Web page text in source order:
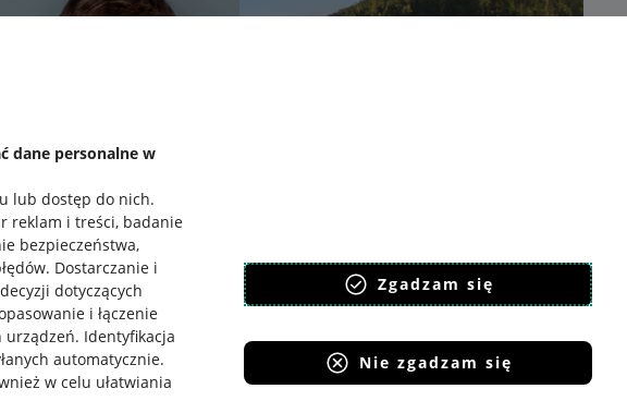
dane personalne w
lub dostęp do nich.
reklam i treści, badanie
bezpieczeństwa,
. Dostarczanie i
dotyczących
i łączenie
urządzeń. Identyfikacja
automatycznie.
w celu ułatwiania
Zgadzam się
Nie zgadzam się